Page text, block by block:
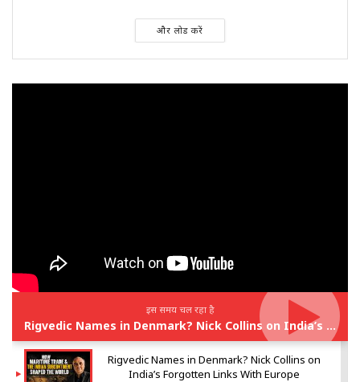
और लोड करें
इस समय चल रहा है
Rigvedic Names in Denmark? Nick Collins on India’s Forgotten Links With Europe
Rigvedic Names in Denmark? Nick Collins on
India’s Forgotten Links With Europe